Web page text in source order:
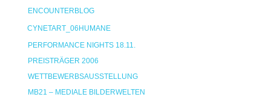
ENCOUNTERBLOG
CYNETART_06HUMANE
PERFORMANCE NIGHTS 18.11.
PREISTRÄGER 2006
WETTBEWERBSAUSSTELLUNG
MB21 – MEDIALE BILDERWELTEN